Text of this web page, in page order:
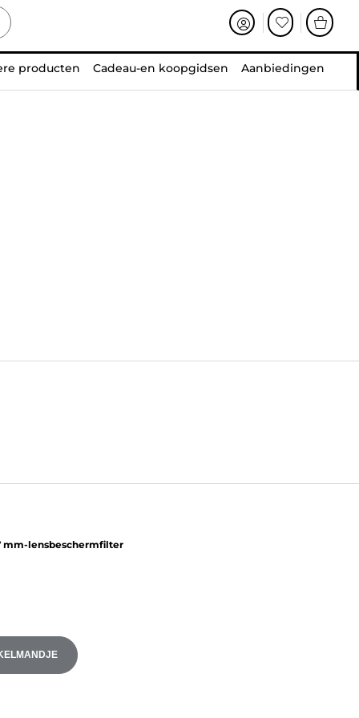
producten Cadeau-en koopgidsen Aanbiedingen
mm-lensbeschermfilter